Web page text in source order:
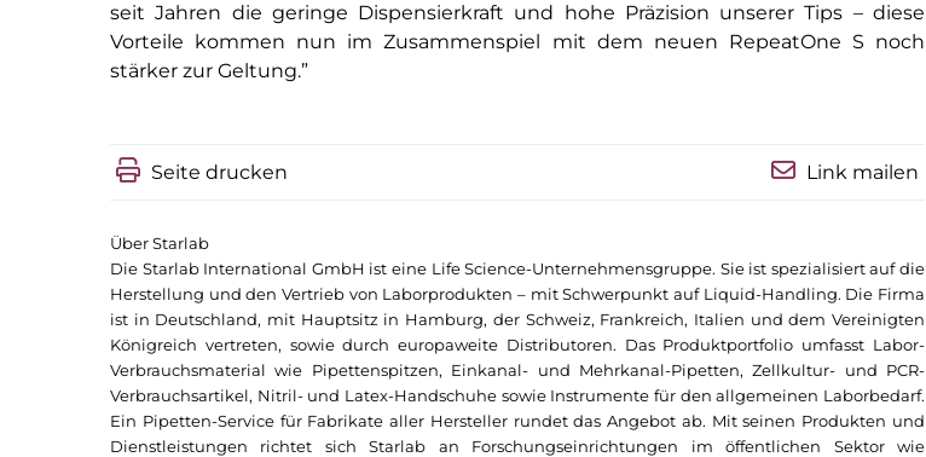
seit Jahren die geringe Dispensierkraft und hohe Präzision unsererTips – diese
Vorteile kommen nun im Zusammenspiel mit dem neuen RepeatOne S noch
stärker zur Geltung.”
Seite drucken Link mailen
Über Starlab
Die StarlabInternational GmbH ist eine Life Science-Unternehmensgruppe. Sie ist spezialisiert auf die
Herstellung und den Vertrieb von Laborprodukten – mit Schwerpunkt auf Liquid-Handling. Die Firma
ist in Deutschland, mit Hauptsitz in Hamburg, der Schweiz, Frankreich, Italien und dem Vereinigten
Königreich vertreten, sowie durch europaweite Distributoren. Das Produktportfolio umfasst Labor-
Verbrauchsmaterial wie Pipettenspitzen, Einkanal- und Mehrkanal-Pipetten, Zellkultur- und PCR-
Verbrauchsartikel, Nitril- und Latex-Handschuhe sowie Instrumente für den allgemeinen Laborbedarf.
Ein Pipetten-Service für Fabrikate aller Hersteller rundet das Angebot ab. Mit seinen Produkten und
Dienstleistungen richtet sichStarlab an Forschungseinrichtungen im öffentlichen Sektor wie